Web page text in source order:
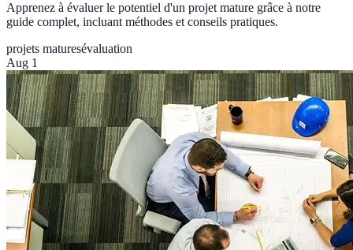
Apprenez à évaluer le potentiel d'un projet mature grâce à notre
guide complet, incluant méthodes et conseils pratiques.
projets maturesévaluation
Aug 1